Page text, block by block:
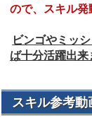
ので、スキル発
ビンゴやミッ
ば十分活躍出来
スキル参考動